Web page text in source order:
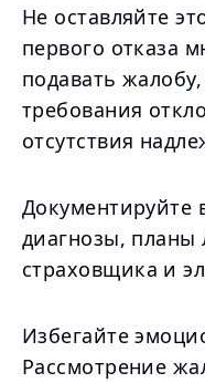
Не оставляйте
первого отказа
подавать
требования
отсутствия
Документируйте
диагнозы, планы
страховщика и
Избегайте
Рассмотрение